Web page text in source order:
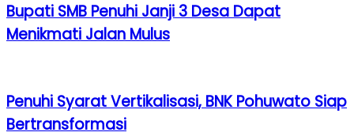
Bupati SMB Penuhi Janji 3 Desa Dapat
Menikmati Jalan Mulus
Penuhi Syarat Vertikalisasi, BNK Pohuwato Siap
Bertransformasi